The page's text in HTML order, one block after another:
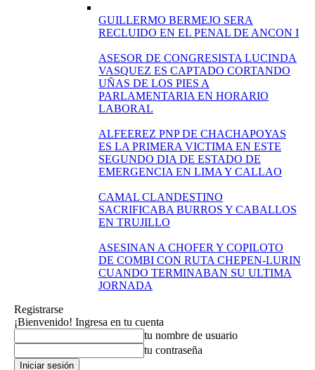
GUILLERMO BERMEJO SERA
RECLUIDO EN EL PENAL DE ANCON I
ASESOR DE CONGRESISTA LUCINDA
VASQUEZ ES CAPTADO CORTANDO
UÑAS DE LOS PIES A
PARLAMENTARIA EN HORARIO
LABORAL
ALFEEREZ PNP DE CHACHAPOYAS
ES LA PRIMERA VICTIMA EN ESTE
SEGUNDO DIA DE ESTADO DE
EMERGENCIA EN LIMA Y CALLAO
CAMAL CLANDESTINO
SACRIFICABA BURROS Y CABALLOS
EN TRUJILLO
ASESINAN A CHOFER Y COPILOTO
DE COMBI CON RUTA CHEPEN-LURIN
CUANDO TERMINABAN SU ULTIMA
JORNADA
Registrarse
¡Bienvenido! Ingresa en tu cuenta
tu nombre de usuario
tu contraseña